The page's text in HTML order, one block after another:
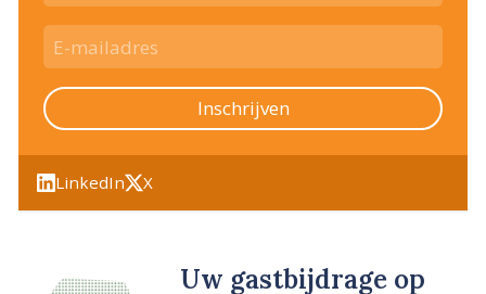
Inschrijven
LinkedIn X
Uw gastbijdrage op